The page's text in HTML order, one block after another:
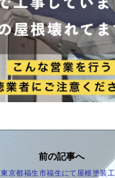
前の記事へ
東京都福生市福生にて屋根塗装